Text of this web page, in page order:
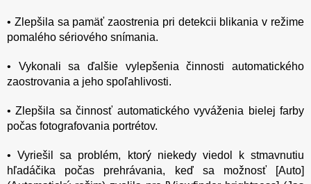
• Zlepšila sa pamäť zaostrenia pri detekcii blikania v režime
pomalého sériového snímania.
• Vykonali sa ďalšie vylepšenia činnosti automatického
zaostrovania a jeho spoľahlivosti.
• Zlepšila sa činnosť automatického vyváženia bielej farby
počas fotografovania portrétov.
• Vyriešil sa problém, ktorý niekedy viedol k stmavnutiu
hľadáčika počas prehrávania, keď sa možnosť [Auto]